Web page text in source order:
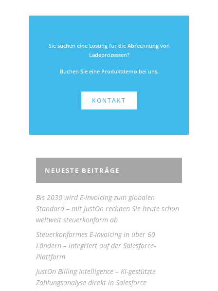
Sie suchen eine Lösung für die Abrechnung von
Ladeprozessen?
Buchen Sie eine Produktdemo bei uns.
KONTAKT
NEUESTE BEITRÄGE
Bis 2030 wird E-Invoicing zum globalen
Standard – mit JustOn rechnen Sie heute schon
weltweit steuerkonform ab
Steuerkonformes E-Invoicing in über 60
Ländern – integriert auf der Salesforce-
Plattform
JustOn Billing Intelligence – KI-gestützte
Zahlungsanalyse direkt in Salesforce